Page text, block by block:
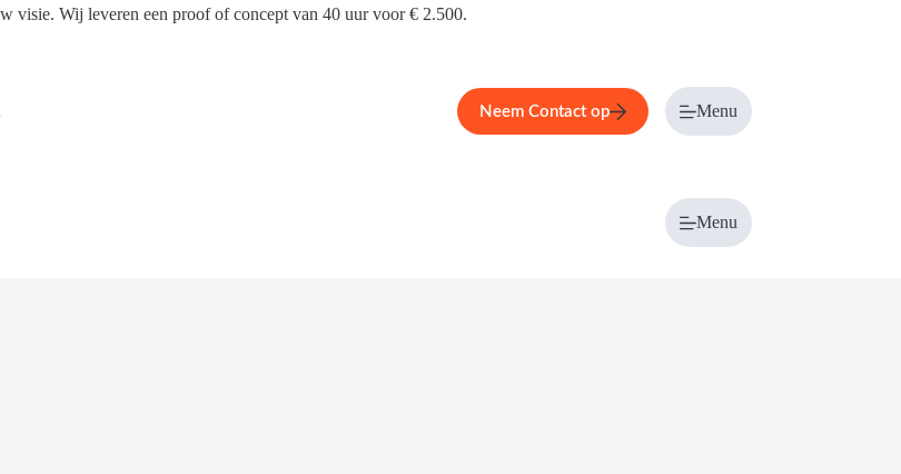
visie. Wij leveren een proof of concept van 40 uur voor € 2.500.
Neem Contact op Menu
Menu